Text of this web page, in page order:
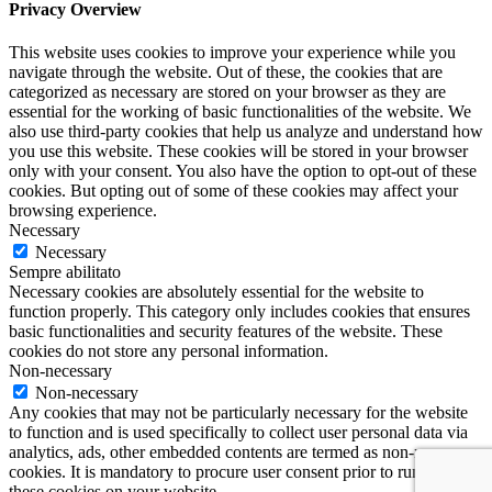
Privacy Overview
This website uses cookies to improve your experience while you
navigate through the website. Out of these, the cookies that are
categorized as necessary are stored on your browser as they are
essential for the working of basic functionalities of the website. We
also use third-party cookies that help us analyze and understand how
you use this website. These cookies will be stored in your browser
only with your consent. You also have the option to opt-out of these
cookies. But opting out of some of these cookies may affect your
browsing experience.
Necessary
Necessary
Sempre abilitato
Necessary cookies are absolutely essential for the website to
function properly. This category only includes cookies that ensures
basic functionalities and security features of the website. These
cookies do not store any personal information.
Non-necessary
Non-necessary
Any cookies that may not be particularly necessary for the website
to function and is used specifically to collect user personal data via
analytics, ads, other embedded contents are termed as non-necessary
cookies. It is mandatory to procure user consent prior to running